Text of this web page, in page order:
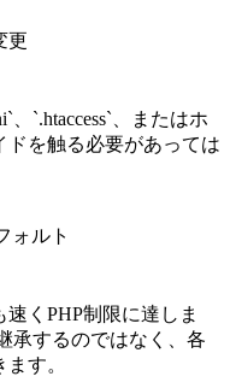
更
、`.htaccess`、またはホ
ドを触る必要があっては
ォルト
くPHP制限に達しま
承するのではなく、各
す。